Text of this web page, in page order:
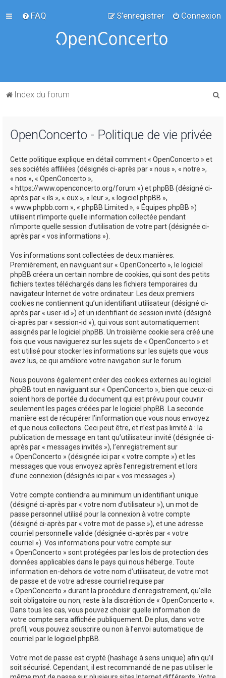
FAQ Connexion
S’enregistrer
Index du forum
OpenConcerto - Politique de vie privée
Cette politique explique en détail comment « OpenConcerto » et
ses sociétés affiliées (désignés ci-après par « nous », « notre »,
« nos », « OpenConcerto »,
« https://www.openconcerto.org/forum ») et phpBB (désigné ci-
après par « ils », « eux », « leur », « logiciel phpBB »,
« www.phpbb.com », « phpBB Limited », « Équipes phpBB »)
utilisent n’importe quelle information collectée pendant
n’importe quelle session d’utilisation de votre part (désignée ci-
après par « vos informations »).
Vos informations sont collectées de deux manières.
Premièrement, en naviguant sur « OpenConcerto », le logiciel
phpBB créera un certain nombre de cookies, qui sont des petits
fichiers textes téléchargés dans les fichiers temporaires du
navigateur Internet de votre ordinateur. Les deux premiers
cookies ne contiennent qu’un identifiant utilisateur (désigné ci-
après par « user-id ») et un identifiant de session invité (désigné
ci-après par « session-id »), qui vous sont automatiquement
assignés par le logiciel phpBB. Un troisième cookie sera créé une
fois que vous naviguerez sur les sujets de « OpenConcerto » et
est utilisé pour stocker les informations sur les sujets que vous
avez lus, ce qui améliore votre navigation sur le forum.
Nous pouvons également créer des cookies externes au logiciel
phpBB tout en naviguant sur « OpenConcerto », bien que ceux-ci
soient hors de portée du document qui est prévu pour couvrir
seulement les pages créées par le logiciel phpBB. La seconde
manière est de récupérer l’information que vous nous envoyez
et que nous collectons. Ceci peut être, et n’est pas limité à : la
publication de message en tant qu’utilisateur invité (désignée ci-
après par « messages invités »), l’enregistrement sur
« OpenConcerto » (désignée ici par « votre compte ») et les
messages que vous envoyez après l’enregistrement et lors
d’une connexion (désignés ici par « vos messages »).
Votre compte contiendra au minimum un identifiant unique
(désigné ci-après par « votre nom d’utilisateur »), un mot de
passe personnel utilisé pour la connexion à votre compte
(désigné ci-après par « votre mot de passe »), et une adresse
courriel personnelle valide (désignée ci-après par « votre
courriel »). Vos informations pour votre compte sur
« OpenConcerto » sont protégées par les lois de protection des
données applicables dans le pays qui nous héberge. Toute
information en-dehors de votre nom d’utilisateur, de votre mot
de passe et de votre adresse courriel requise par
« OpenConcerto » durant la procédure d’enregistrement, qu’elle
soit obligatoire ou non, reste à la discrétion de « OpenConcerto ».
Dans tous les cas, vous pouvez choisir quelle information de
votre compte sera affichée publiquement. De plus, dans votre
profil, vous pouvez souscrire ou non à l’envoi automatique de
courriel par le logiciel phpBB.
Votre mot de passe est crypté (hashage à sens unique) afin qu’il
soit sécurisé. Cependant, il est recommandé de ne pas utiliser le